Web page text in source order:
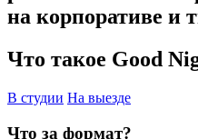
на корпоративе и
Что такое Good
В студии На выезде
Что за формат?